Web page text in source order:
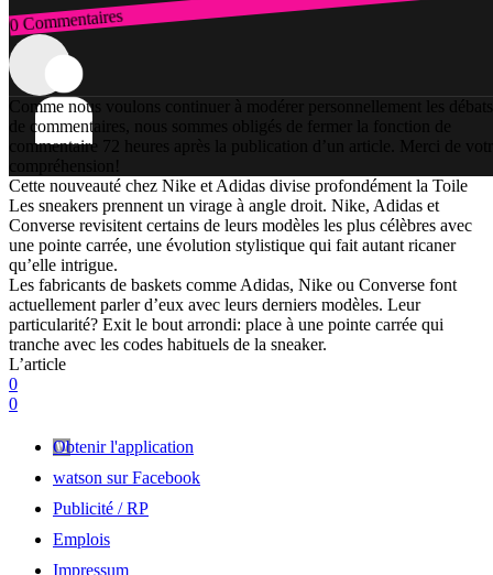
0 Commentaires
Connexion
Comme nous voulons continuer à modérer personnellement les débats
de commentaires, nous sommes obligés de fermer la fonction de
commentaire 72 heures après la publication d’un article. Merci de
compréhension!
Cette nouveauté chez Nike et Adidas divise profondément la Toile
Les sneakers prennent un virage à angle droit. Nike, Adidas et
Converse revisitent certains de leurs modèles les plus célèbres avec
une pointe carrée, une évolution stylistique qui fait autant ricaner
qu’elle intrigue.
Les fabricants de baskets comme Adidas, Nike ou Converse font
actuellement parler d’eux avec leurs derniers modèles. Leur
particularité? Exit le bout arrondi: place à une pointe carrée qui
tranche avec les codes habituels de la sneaker.
L’article
0
0
Obtenir l'application
watson sur Facebook
Publicité / RP
Emplois
Impressum